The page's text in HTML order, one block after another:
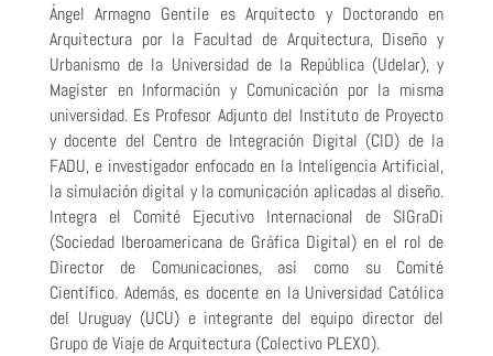
Ángel Armagno Gentile es Arquitecto y Doctorando en
Arquitectura por la Facultad de Arquitectura, Diseño y
Urbanismo de la Universidad de la República (Udelar), y
Magíster en Información y Comunicación por la misma
universidad. Es Profesor Adjunto del Instituto de Proyecto
y docente del Centro de Integración Digital (CID) de la
FADU, e investigador enfocado en la Inteligencia Artificial,
la simulación digital y la comunicación aplicadas al diseño.
Integra el Comité Ejecutivo Internacional de SIGraDi
(Sociedad Iberoamericana de Gráfica Digital) en el rol de
Director de Comunicaciones, así como su Comité
Científico. Además, es docente en la Universidad Católica
del Uruguay (UCU) e integrante del equipo director del
Grupo de Viaje de Arquitectura (Colectivo PLEXO).